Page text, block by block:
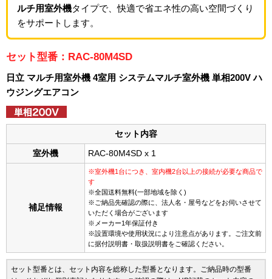
ルチ用室外機タイプで、快適で省エネ性の高い空間づくり
をサポートします。
セット型番：RAC-80M4SD
日立 マルチ用室外機 4室用 システムマルチ室外機 単相200V ハ
ウジングエアコン
セット内容
室外機 RAC-80M4SD x 1
補足情報
※室外機1台につき、室内機2台以上の接続が必要な商品で
す
※全国送料無料(一部地域を除く)
※ご納品先確認の際に、法人名・屋号などをお伺いさせて
いただく場合がございます
※メーカー1年保証付き
※設置環境や使用状況により注意点があります。ご注文前
に据付説明書・取扱説明書をご確認ください。
セット型番とは、セット内容を総称した型番となります。ご納品時の型番